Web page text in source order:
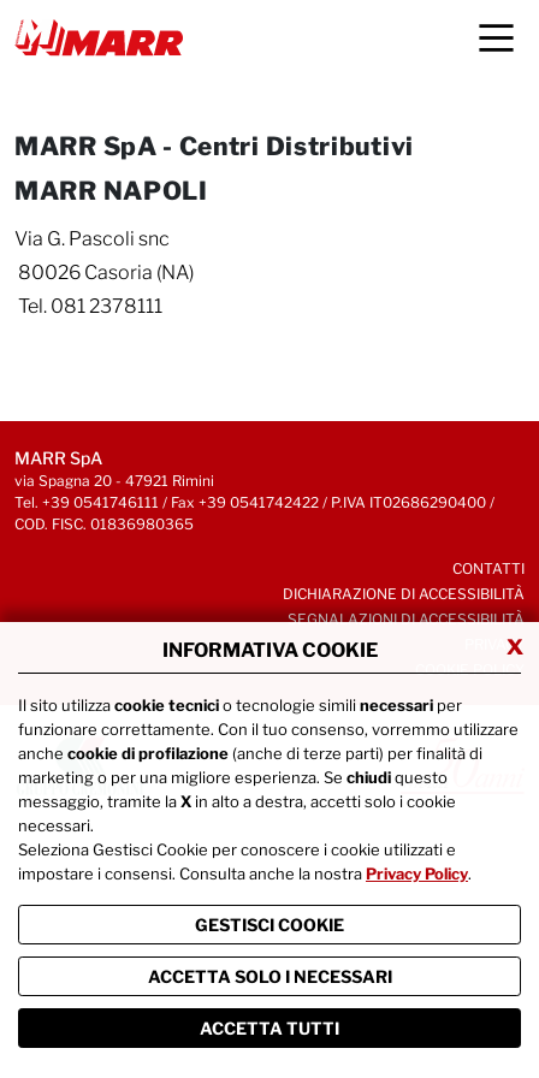
x
INFORMATIVA COOKIE
Il sito utilizzacookie tecnicio tecnologie similinecessari per
funzionare correttamente. Con il tuo consenso, vorremmo utilizzare
anche cookie di profilazione(anche di terze parti) per finalità di
marketing o per una migliore esperienza. Se chiudiquesto
messaggio, tramite laX in alto a destra, accetti solo i cookie
necessari.
Seleziona Gestisci Cookie per conoscere i cookie utilizzati e
impostare i consensi. Consulta anche la nostraPrivacy Policy.
GESTISCI COOKIE
ACCETTA SOLO I NECESSARI
ACCETTA TUTTI
MARR SpA - Centri Distributivi
MARR NAPOLI
Via G. Pascoli snc
80026 Casoria (NA)
Tel. 081 2378111
MARR SpA
via Spagna 20 - 47921 Rimini
Tel. +39 0541746111 / Fax +39 0541742422 / P.IVA IT02686290400 /
COD. FISC. 01836980365
CONTATTI
DICHIARAZIONE DI ACCESSIBILITÀ
SEGNALAZIONI DI ACCESSIBILITÀ
PRIVACY
COOKIE POLICY